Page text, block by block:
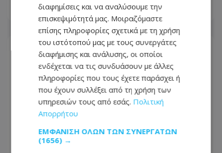
08.08.2026 - 14:32
διαφημίσεις και να αναλύσουμε την
επισκεψιμότητά μας. Μοιραζόμαστε
επίσης πληροφορίες σχετικά με τη χρήση
του ιστότοπού μας με τους συνεργάτες
διαφήμισης και ανάλυσης, οι οποίοι
ενδέχεται να τις συνδυάσουν με άλλες
πληροφορίες που τους έχετε παράσχει ή
που έχουν συλλέξει από τη χρήση των
υπηρεσιών τους από εσάς. Πολιτική
Απορρήτου
ΕΜΦΆΝΙΣΗ ΌΛΩΝ ΤΩΝ ΣΥΝΕΡΓΑΤΏΝ
(1656) →